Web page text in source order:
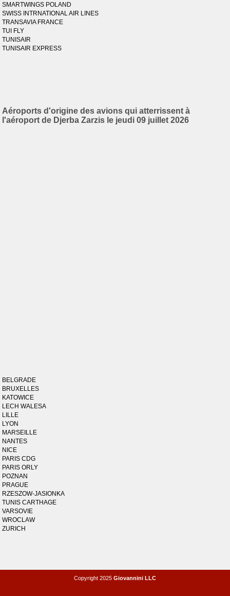
SMARTWINGS POLAND
SWISS INTRNATIONAL AIR LINES
TRANSAVIA FRANCE
TUI FLY
TUNISAIR
TUNISAIR EXPRESS
Aéroports d'origine des avions qui atterrissent à
l'aéroport de Djerba Zarzis le jeudi 09 juillet 2026
BELGRADE
BRUXELLES
KATOWICE
LECH WALESA
LILLE
LYON
MARSEILLE
NANTES
NICE
PARIS CDG
PARIS ORLY
POZNAN
PRAGUE
RZESZOW-JASIONKA
TUNIS CARTHAGE
VARSOVIE
WROCLAW
ZURICH
Copyright 2025 Giovannini LLC